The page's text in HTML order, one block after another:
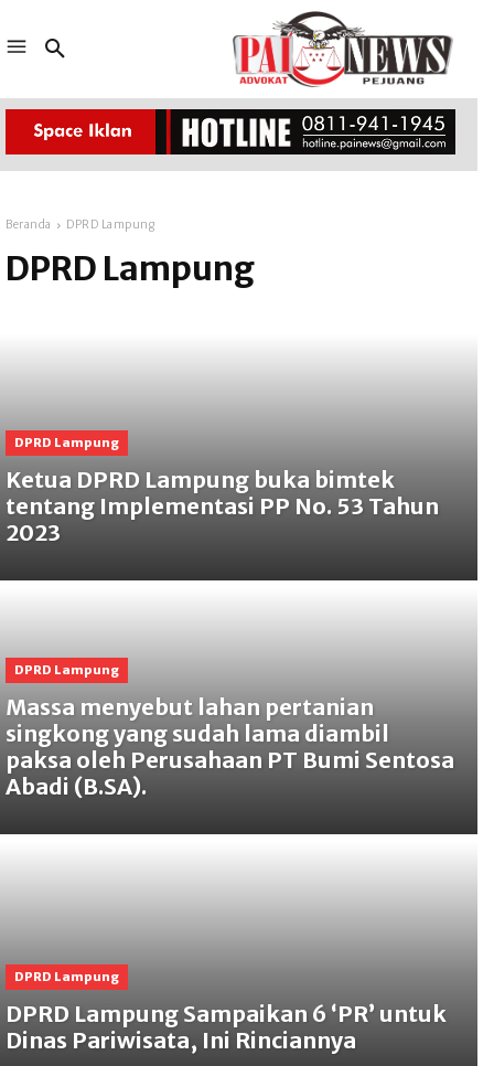
Beranda DPRD Lampung
DPRD Lampung
DPRD Lampung
Ketua DPRD Lampung buka bimtek
tentang Implementasi PP No. 53 Tahun
2023
DPRD Lampung
Massa menyebut lahan pertanian
singkong yang sudah lama diambil
paksa oleh Perusahaan PT Bumi Sentosa
Abadi (B.SA).
DPRD Lampung
DPRD Lampung Sampaikan 6 ‘PR’ untuk
Dinas Pariwisata, Ini Rinciannya